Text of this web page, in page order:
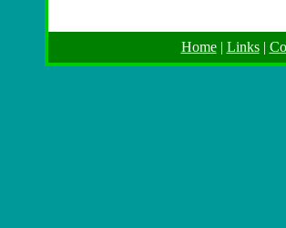
Home| Links|